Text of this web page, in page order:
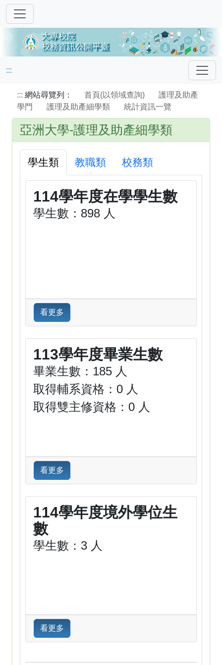
:::
::: 網站尋覽列： 首頁(以領域查詢)
護理及助產
學門
護理及助產細學類 統計資訊一覽
亞洲大學-護理及助產細學類
學生類 教職類 校務類
114學年度在學學生數
學生數：898 人
看更多
113學年度畢業生數
畢業生數：185 人
取得輔系資格：0 人
取得雙主修資格：0 人
看更多
114學年度境外學位生
數
學生數：3 人
看更多